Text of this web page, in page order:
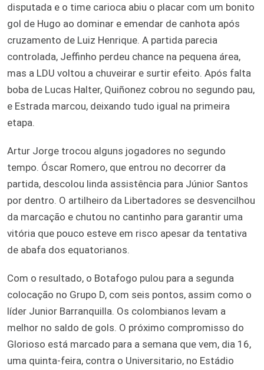
disputada e o time carioca abiu o placar com um bonito
gol de Hugo ao dominar e emendar de canhota após
cruzamento de Luiz Henrique. A partida parecia
controlada, Jeffinho perdeu chance na pequena área,
mas a LDU voltou a chuveirar e surtir efeito. Após falta
boba de Lucas Halter, Quiñonez cobrou no segundo pau,
e Estrada marcou, deixando tudo igual na primeira
etapa.
Artur Jorge trocou alguns jogadores no segundo
tempo. Óscar Romero, que entrou no decorrer da
partida, descolou linda assistência para Júnior Santos
por dentro. O artilheiro da Libertadores se desvencilhou
da marcação e chutou no cantinho para garantir uma
vitória que pouco esteve em risco apesar da tentativa
de abafa dos equatorianos.
Com o resultado, o Botafogo pulou para a segunda
colocação no Grupo D, com seis pontos, assim como o
líder Junior Barranquilla. Os colombianos levam a
melhor no saldo de gols. O próximo compromisso do
Glorioso está marcado para a semana que vem, dia 16,
uma quinta-feira, contra o Universitario, no Estádio